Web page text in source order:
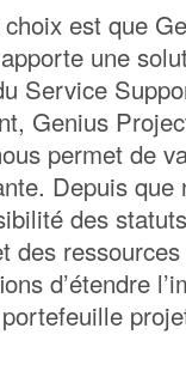
est que
une
Service
Genius
permet de
Depuis que
des
des
d’étendre